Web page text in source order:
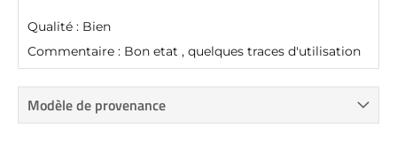
Qualité : Bien
Commentaire : Bon etat , quelques traces d'utilisation
Modèle de provenance